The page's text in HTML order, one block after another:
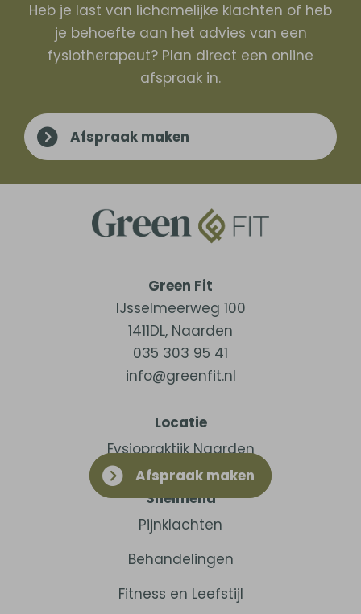
Heb je last van lichamelijke klachten of heb
je behoefte aan het advies van een
fysiotherapeut? Plan direct een online
afspraak in.
Afspraak maken
Green Fit
IJsselmeerweg 100
1411DL, Naarden
035 303 95 41
info@greenfit.nl
Locatie
Fysiopraktijk Naarden
Afspraak maken
Snelmenu
Pijnklachten
Behandelingen
Fitness en Leefstijl